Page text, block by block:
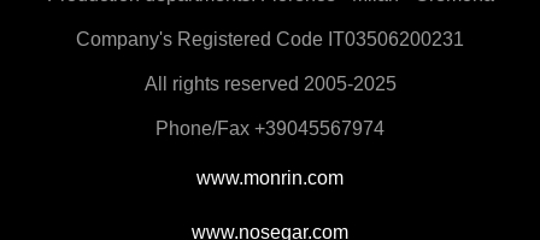
Company's Registered Code IT03506200231
All rights reserved 2005-2025
Phone/Fax +39045567974
www.monrin.com
www.nosegar.com